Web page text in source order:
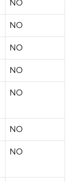
NO
NO
NO
NO
NO
NO
NO